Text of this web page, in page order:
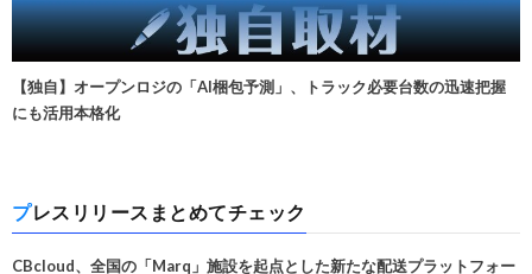
【独自】オープンロジの「AI梱包予測」、トラック必要台数の迅速把握
にも活用本格化
プレスリリースまとめてチェック
CBcloud、全国の「Marq」施設を起点とした新たな配送プラットフォー